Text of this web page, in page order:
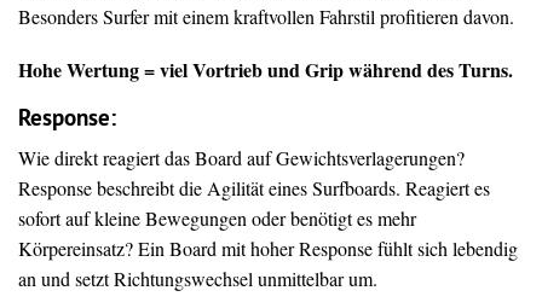
Besonders Surfer mit einem kraftvollen Fahrstil profitieren davon.
Hohe Wertung = viel Vortrieb und Grip während des Turns.
Response:
Wie direkt reagiert das Board auf Gewichtsverlagerungen?
Response beschreibt die Agilität eines Surfboards. Reagiert es
sofort auf kleine Bewegungen oder benötigt es mehr
Körpereinsatz? Ein Board mit hoher Response fühlt sich lebendig
an und setzt Richtungswechsel unmittelbar um.